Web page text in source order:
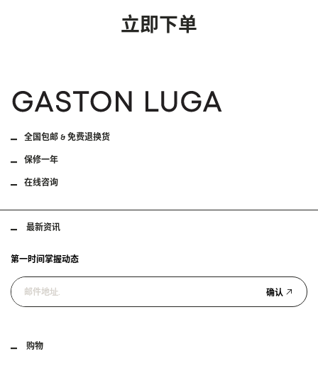
立即下单
全国包邮 & 免费退换货
保修一年
在线咨询
购物
最新资讯
第一时间掌握动态
确认